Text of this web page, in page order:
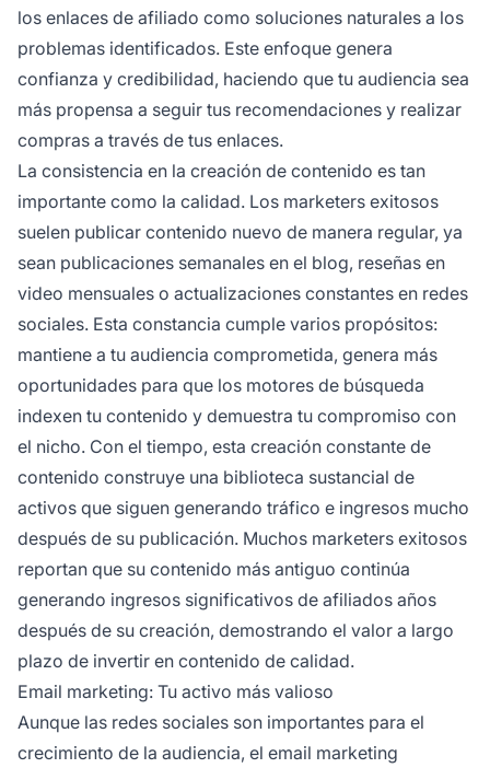
los enlaces de afiliado como soluciones naturales a los
problemas identificados. Este enfoque genera
confianza y credibilidad, haciendo que tu audiencia sea
más propensa a seguir tus recomendaciones y realizar
compras a través de tus enlaces.
La consistencia en la creación de contenido es tan
importante como la calidad. Los marketers exitosos
suelen publicar contenido nuevo de manera regular, ya
sean publicaciones semanales en el blog, reseñas en
video mensuales o actualizaciones constantes en redes
sociales. Esta constancia cumple varios propósitos:
mantiene a tu audiencia comprometida, genera más
oportunidades para que los motores de búsqueda
indexen tu contenido y demuestra tu compromiso con
el nicho. Con el tiempo, esta creación constante de
contenido construye una biblioteca sustancial de
activos que siguen generando tráfico e ingresos mucho
después de su publicación. Muchos marketers exitosos
reportan que su contenido más antiguo continúa
generando ingresos significativos de afiliados años
después de su creación, demostrando el valor a largo
plazo de invertir en contenido de calidad.
Email marketing: Tu activo más valioso
Aunque las redes sociales son importantes para el
crecimiento de la audiencia, el email marketing